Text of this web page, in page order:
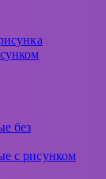
без
с рисунком